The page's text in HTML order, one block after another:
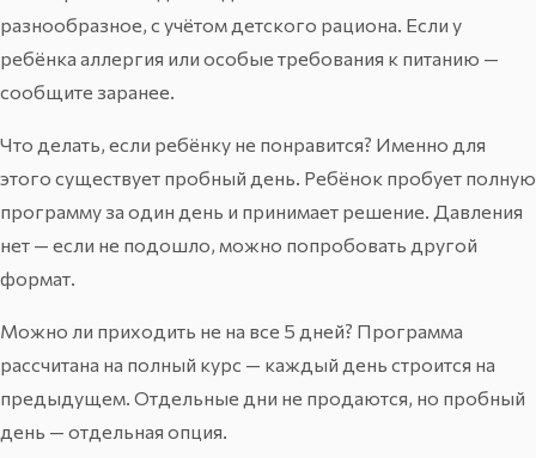
разнообразное, с учётом детского рациона. Если у
ребёнка аллергия или особые требования к питанию —
сообщите заранее.
Что делать, если ребёнку не понравится? Именно для
этого существует пробный день. Ребёнок пробует полную
программу за один день и принимает решение. Давления
нет — если не подошло, можно попробовать другой
формат.
Можно ли приходить не на все 5 дней? Программа
рассчитана на полный курс — каждый день строится на
предыдущем. Отдельные дни не продаются, но пробный
день — отдельная опция.